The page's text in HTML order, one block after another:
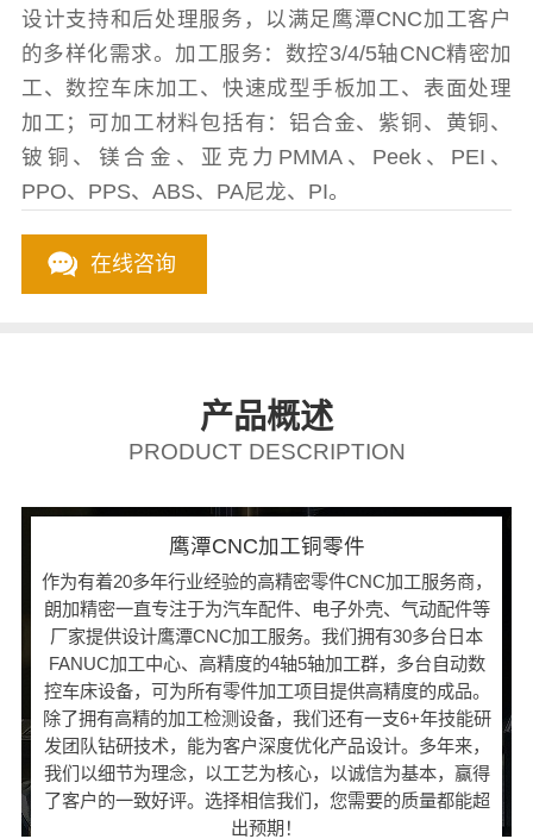
设计支持和后处理服务，以满足鹰潭CNC加工客户
的多样化需求。加工服务：数控3/4/5轴CNC精密加
工、数控车床加工、快速成型手板加工、表面处理
加工；可加工材料包括有：铝合金、紫铜、黄铜、
铍铜、镁合金、亚克力PMMA、Peek、PEI、
PPO、PPS、ABS、PA尼龙、PI。
在线咨询
产品概述
PRODUCT DESCRIPTION
鹰潭CNC加工铜零件
作为有着20多年行业经验的高精密零件CNC加工服务商，
朗加精密一直专注于为汽车配件、电子外壳、气动配件等
厂家提供设计鹰潭CNC加工服务。我们拥有30多台日本
FANUC加工中心、高精度的4轴5轴加工群，多台自动数
控车床设备，可为所有零件加工项目提供高精度的成品。
除了拥有高精的加工检测设备，我们还有一支6+年技能研
发团队钻研技术，能为客户深度优化产品设计。多年来，
我们以细节为理念，以工艺为核心，以诚信为基本，赢得
了客户的一致好评。选择相信我们，您需要的质量都能超
出预期！